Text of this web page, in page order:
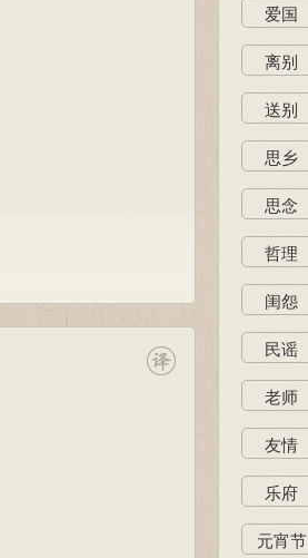
爱国
离别
送别
思乡
思念
哲理
闺怨
民谣
老师
友情
乐府
元宵节